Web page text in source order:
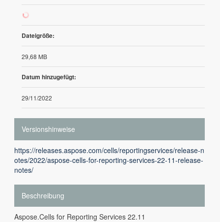
1
Dateigröße:
29,68 MB
Datum hinzugefügt:
29/11/2022
Versionshinweise
https://releases.aspose.com/cells/reportingservices/release-n
otes/2022/aspose-cells-for-reporting-services-22-11-release-
notes/
Beschreibung
Aspose.Cells for Reporting Services 22.11